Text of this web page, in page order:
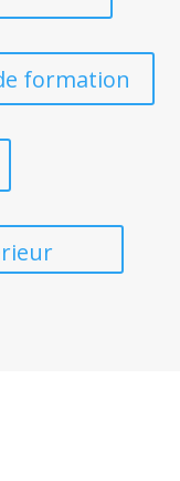
formation